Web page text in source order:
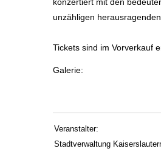
unzähligen
Tickets sind im Vorverkauf
Galerie:
Veranstalter:
Stadtverwaltung